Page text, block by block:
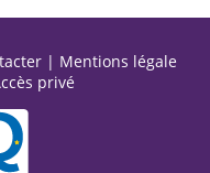
| Mentions légale
privé